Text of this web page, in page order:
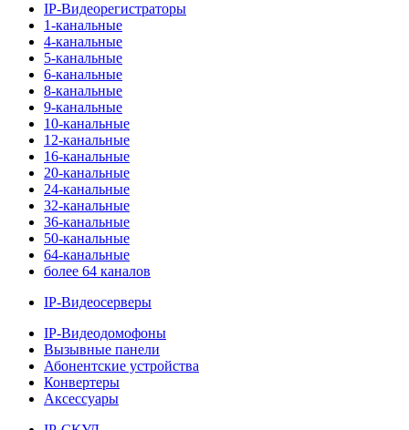
IP-Видеорегистраторы
1-канальные
4-канальные
5-канальные
6-канальные
8-канальные
9-канальные
10-канальные
12-канальные
16-канальные
20-канальные
24-канальные
32-канальные
36-канальные
50-канальные
64-канальные
более 64 каналов
IP-Видеосерверы
IP-Видеодомофоны
Вызывные панели
Абонентские устройства
Конвертеры
Аксессуары